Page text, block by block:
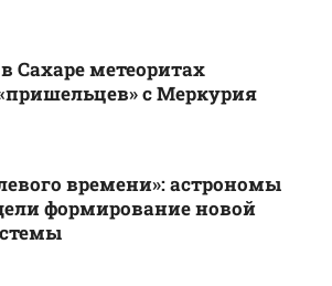
Сахаре метеоритах
с Меркурия
времени»: астрономы
формирование новой